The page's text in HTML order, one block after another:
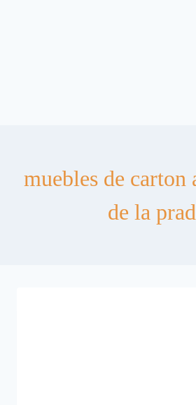
muebles de carton
de la